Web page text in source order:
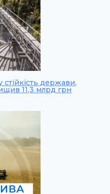
держави,
11,3 млрд грн